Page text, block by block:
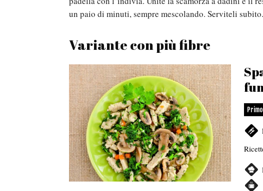
un paio di minuti, sempre mescolando. Serviteli subito.
Variante con più fibre
Primo